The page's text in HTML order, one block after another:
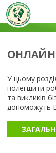
У цьому
полегшити
та викликів
допоможуть